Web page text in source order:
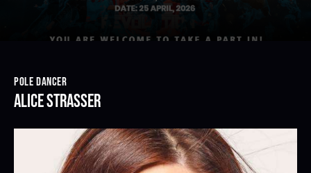
POLE DANCER
ALICE STRASSER